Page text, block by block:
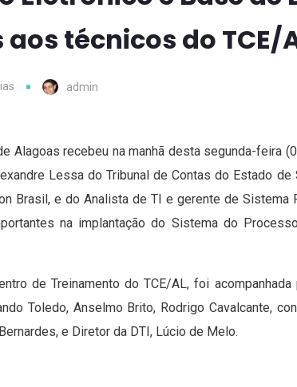
técnicos do TCE/
admin
Alagoas recebeu na manhã desta segunda-feira
Lessa do Tribunal de Contas do Estado de
Brasil, e do Analista de TI e gerente de Sistema
na implantação do Sistema do
de Treinamento do TCE/AL, foi
Toledo, Anselmo Brito, Rodrigo Cavalcante,
e Diretor da DTI, Lúcio de Melo.